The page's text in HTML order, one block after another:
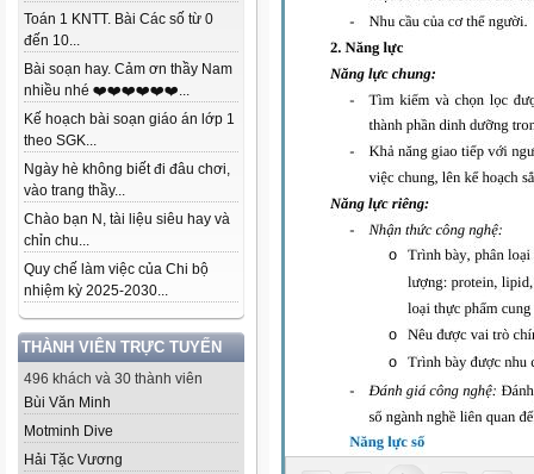
Toán 1 KNTT. Bài Các số từ 0
đến 10...
Bài soạn hay. Cảm ơn thầy Nam
nhiều nhé ❤️❤️❤️❤️❤️❤️...
Kế hoạch bài soạn giáo án lớp 1
theo SGK...
Ngày hè không biết đi đâu chơi,
vào trang thầy...
Chào bạn N, tài liệu siêu hay và
chỉn chu...
Quy chế làm việc của Chi bộ
nhiệm kỳ 2025-2030...
THÀNH VIÊN TRỰC TUYẾN
496 khách và 30 thành viên
Bùi Văn Minh
Motminh Dive
Hải Tặc Vương